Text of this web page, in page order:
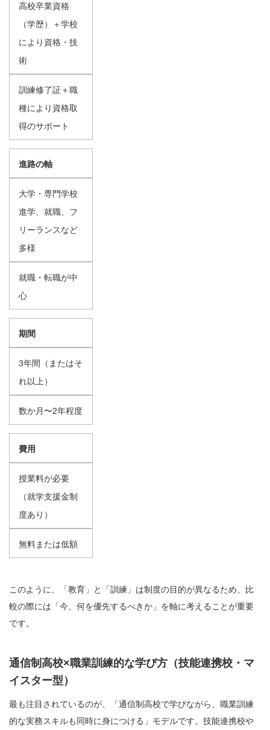
高校卒業資格
（学歴）＋学校
により資格・技
術
訓練修了証＋職
種により資格取
得のサポート
進路の軸
大学・専門学校
進学、就職、フ
リーランスなど
多様
就職・転職が中
心
期間
3年間（またはそ
れ以上）
数か月〜2年程度
費用
授業料が必要
（就学支援金制
度あり）
無料または低額
このように、「教育」と「訓練」は制度の目的が異なるため、比
較の際には「今、何を優先するべきか」を軸に考えることが重要
です。
通信制高校×職業訓練的な学び方（技能連携校・マ
イスター型）
最も注目されているのが、「通信制高校で学びながら、職業訓練
的な実務スキルも同時に身につける」モデルです。技能連携校や